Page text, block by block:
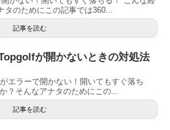
のためにこの記事では360...
記事を読む
が開かないときの対処法
エラーで開かない！開いてもすぐ落ち
？そんなアナタのためにこの...
記事を読む